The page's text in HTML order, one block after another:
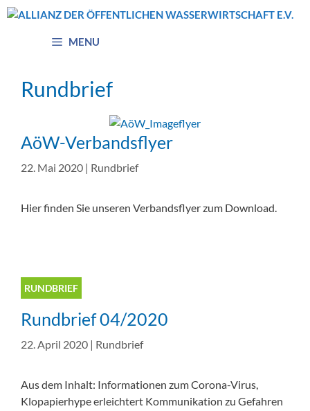
Zum
MENU
Rundbrief
AöW-Verbandsflyer
22. Mai 2020 | Rundbrief
Hier finden Sie unseren Verbandsflyer zum Download.
RUNDBRIEF
Rundbrief 04/2020
22. April 2020 | Rundbrief
Aus dem Inhalt: Informationen zum Corona-Virus,
Klopapierhype erleichtert Kommunikation zu Gefahren